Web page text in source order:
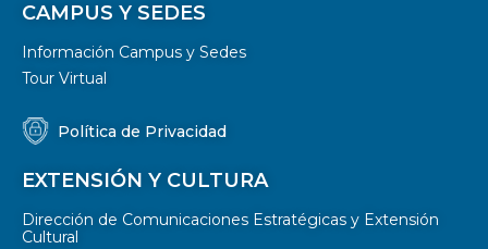
CAMPUS Y SEDES
Información Campus y Sedes
Tour Virtual
Política de Privacidad
EXTENSIÓN Y CULTURA
Dirección de Comunicaciones Estratégicas y Extensión
Cultural